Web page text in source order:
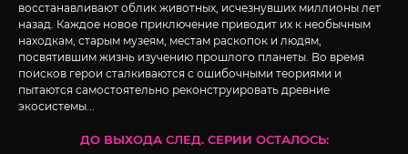
восстанавливают облик животных, исчезнувших миллионы лет
назад. Каждое новое приключение приводит их к необычным
находкам, старым музеям, местам раскопок и людям,
посвятившим жизнь изучению прошлого планеты. Во время
поисков герои сталкиваются с ошибочными теориями и
пытаются самостоятельно реконструировать древние
экосистемы...
ДО ВЫХОДА СЛЕД. СЕРИИ ОСТАЛОСЬ: